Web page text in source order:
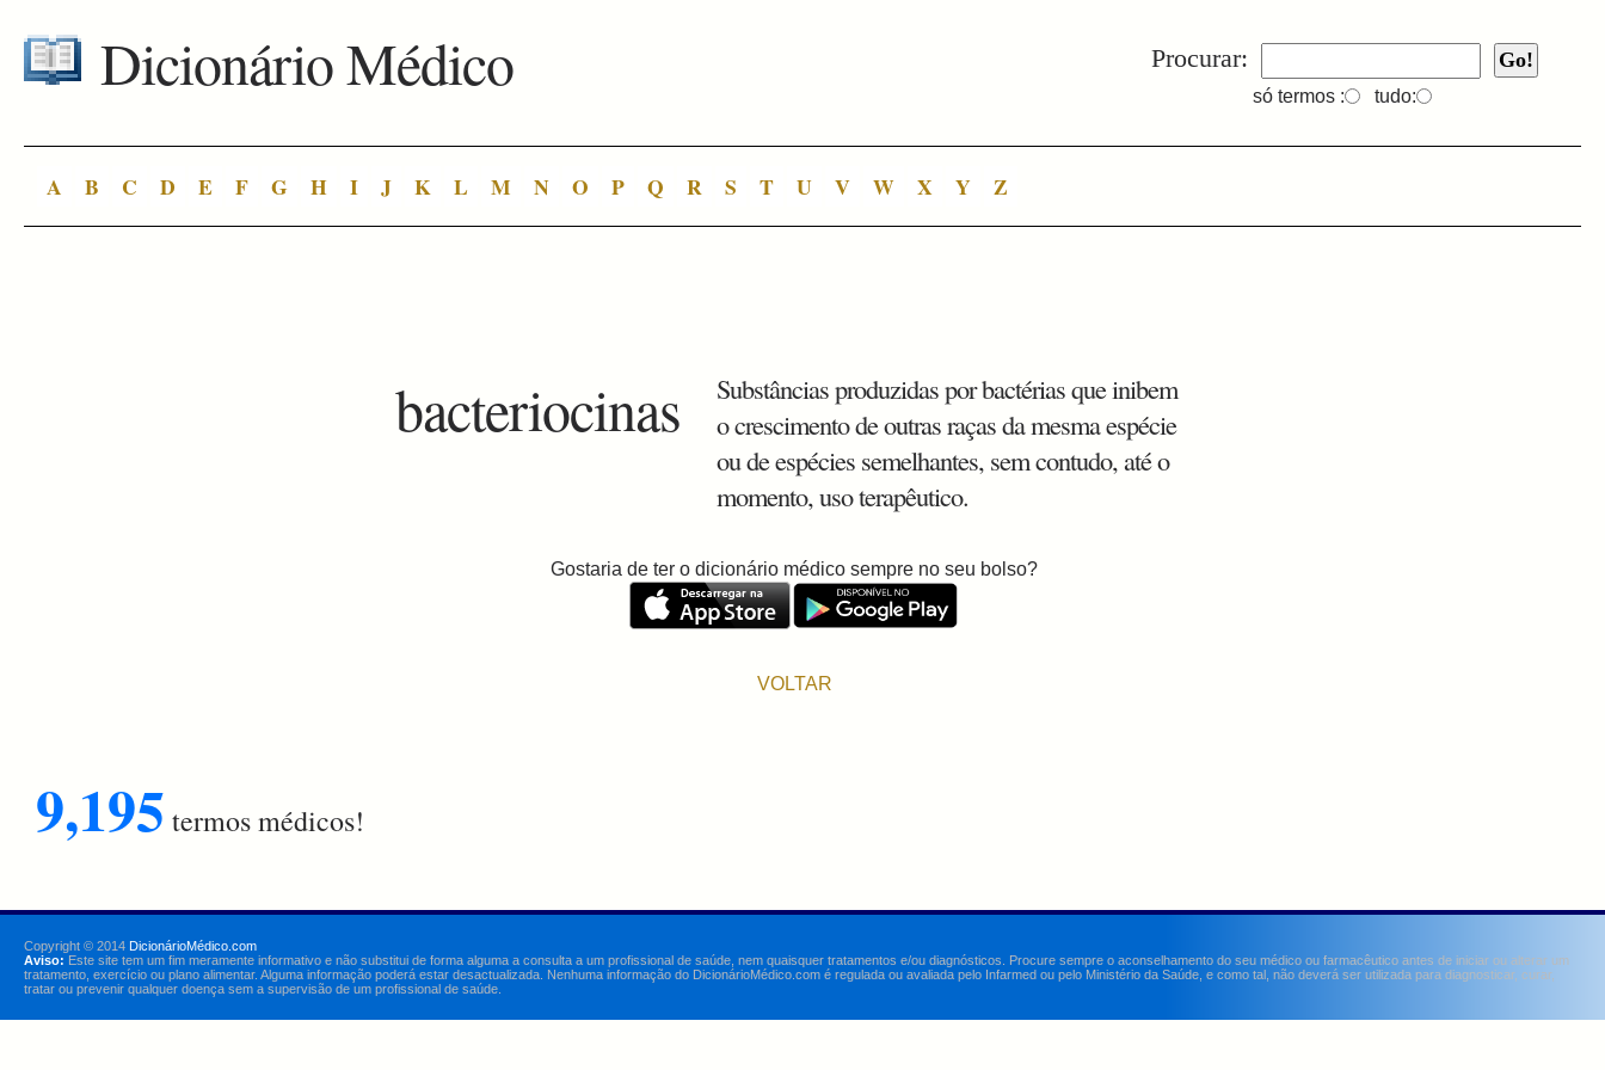
Procurar:
só termos : tudo:
Dicionário Médico
A B C D E F G H I J K L M N O P Q R S T U V W X Y Z
bacteriocinas
Substâncias produzidas por bactérias que inibem
o crescimento de outras raças da mesma espécie
ou de espécies semelhantes, sem contudo, até o
momento, uso terapêutico.
Gostaria de ter o dicionário médico sempre no seu bolso?
VOLTAR
9,195 termos médicos!
Copyright © 2014 DicionárioMédico.com
Aviso: Este site tem um fim meramente informativo e não substitui de forma alguma a consulta a um profissional de saúde, nem quaisquer tratamentos e/ou diagnósticos. Procure sempre o aconselhamento do seu médico ou farmacêutico antes de iniciar ou alterar um
tratamento, exercício ou plano alimentar. Alguma informação poderá estar desactualizada. Nenhuma informação do DicionárioMédico.com é regulada ou avaliada pelo Infarmed ou pelo Ministério da Saúde, e como tal, não deverá ser utilizada para diagnosticar, curar,
tratar ou prevenir qualquer doença sem a supervisão de um profissional de saúde.